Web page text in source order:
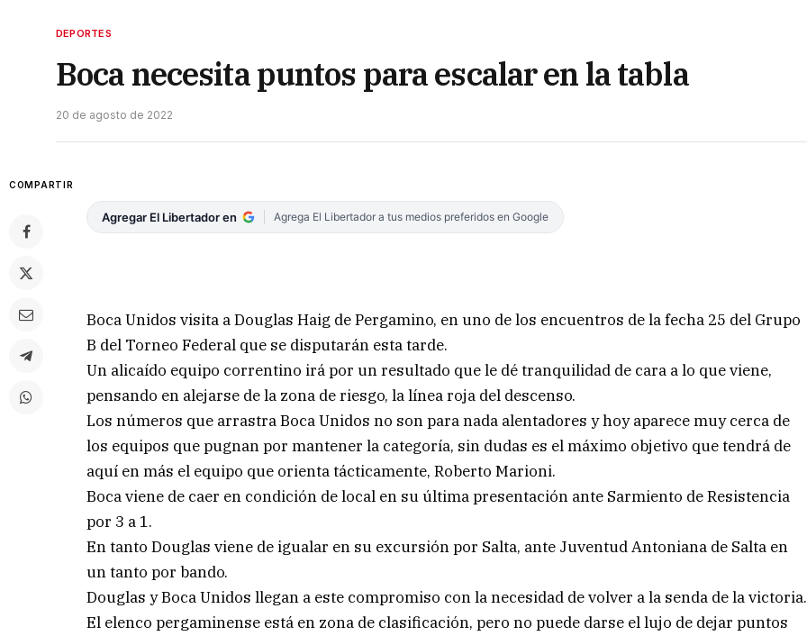
DEPORTES
Boca necesita puntos para escalar en la tabla
20 de agosto de 2022
COMPARTIR
Agregar El Libertador en Agrega El Libertador a tus medios preferidos en Google
Boca Unidos visita a Douglas Haig de Pergamino, en uno de los encuentros de la fecha 25 del Grupo
B del Torneo Federal que se disputarán esta tarde.
Un alicaído equipo correntino irá por un resultado que le dé tranquilidad de cara a lo que viene,
pensando en alejarse de la zona de riesgo, la línea roja del descenso.
Los números que arrastra Boca Unidos no son para nada alentadores y hoy aparece muy cerca de
los equipos que pugnan por mantener la categoría, sin dudas es el máximo objetivo que tendrá de
aquí en más el equipo que orienta tácticamente, Roberto Marioni.
Boca viene de caer en condición de local en su última presentación ante Sarmiento de Resistencia
por 3 a 1.
En tanto Douglas viene de igualar en su excursión por Salta, ante Juventud Antoniana de Salta en
un tanto por bando.
Douglas y Boca Unidos llegan a este compromiso con la necesidad de volver a la senda de la victoria.
El elenco pergaminense está en zona de clasificación, pero no puede darse el lujo de dejar puntos